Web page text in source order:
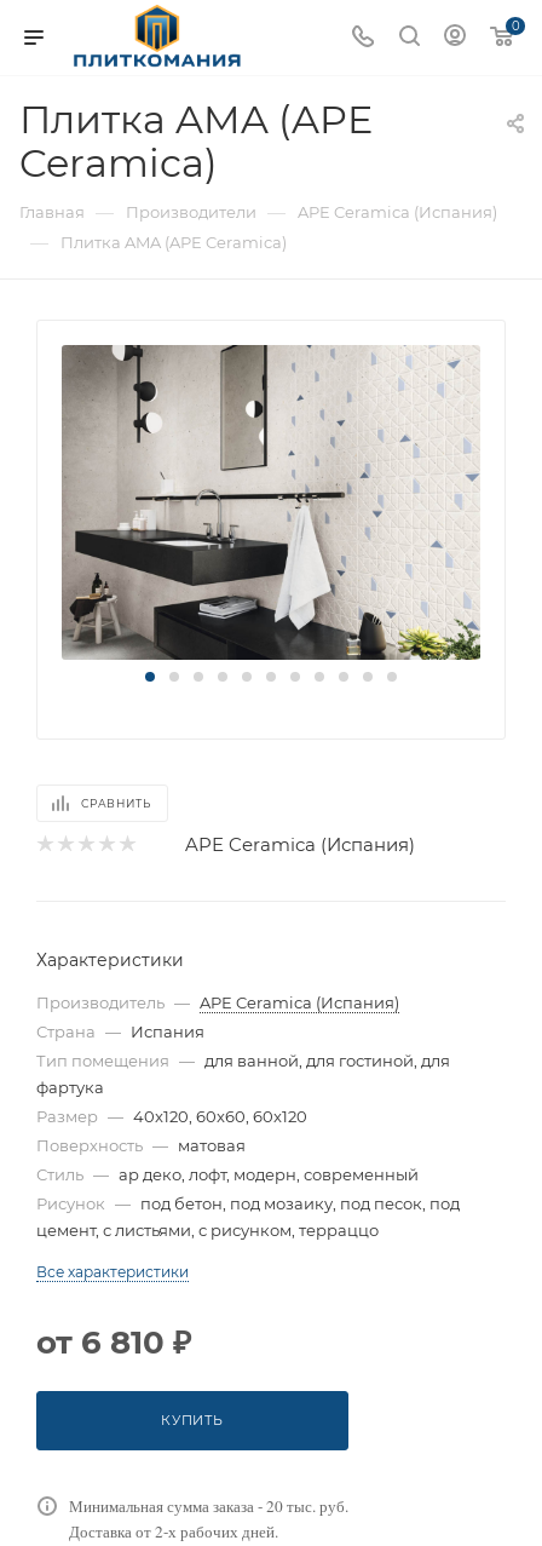
0
Плитка AMA (APE
Ceramica)
Главная — Производители — APE Ceramica (Испания)
— Плитка AMA (APE Ceramica)
СРАВНИТЬ
APE Ceramica (Испания)
Характеристики
Производитель — APE Ceramica (Испания)
Страна — Испания
Тип помещения — для ванной, для гостиной, для
фартука
Размер — 40x120, 60x60, 60x120
Поверхность — матовая
Стиль — ар деко, лофт, модерн, современный
Рисунок — под бетон, под мозаику, под песок, под
цемент, с листьями, с рисунком, терраццо
Все характеристики
от 6 810 ₽
КУПИТЬ
Минимальная сумма заказа - 20 тыс. руб.
Доставка от 2-х рабочих дней.